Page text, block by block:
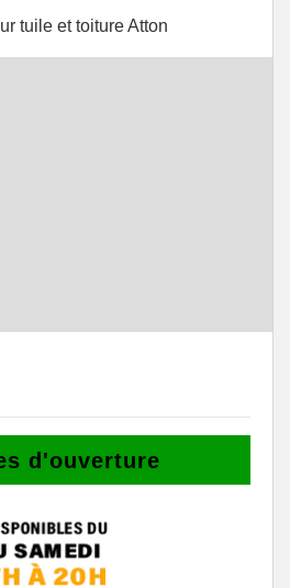
tuile et toiture Atton
d'ouverture